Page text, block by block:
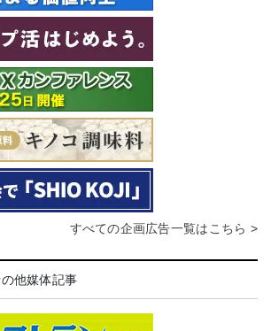
すべての企画広告一覧はこちら >
他媒体記事